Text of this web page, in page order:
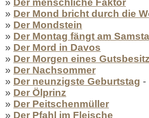
» Der menschliche Faktor
» Der Mond bricht durch die
» Der Mondstein
» Der Montag fängt am
» Der Mord in Davos
» Der Morgen eines
» Der Nachsommer
» Der neunzigste Geburtstag -
» Der Ölprinz
» Der Peitschenmüller
» Der Pfahl im Fleische